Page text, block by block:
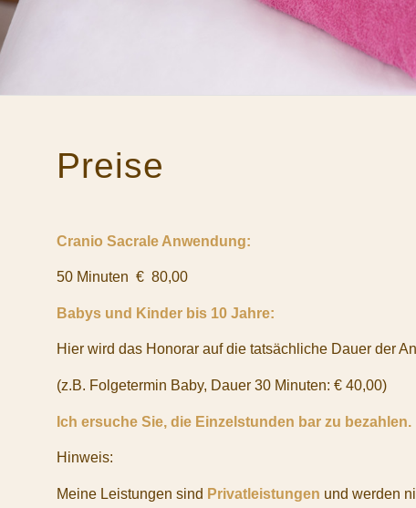
Preise
Cranio Sacrale Anwendung:
50 Minuten € 80,00
Babys und Kinder bis 10 Jahre:
Hier wird das Honorar auf die tatsächliche Dauer der
(z.B. Folgetermin Baby, Dauer 30 Minuten: € 40,00)
Ich ersuche Sie, die Einzelstunden bar zu bezahlen.
Hinweis:
Meine Leistungen sind Privatleistungen und werden